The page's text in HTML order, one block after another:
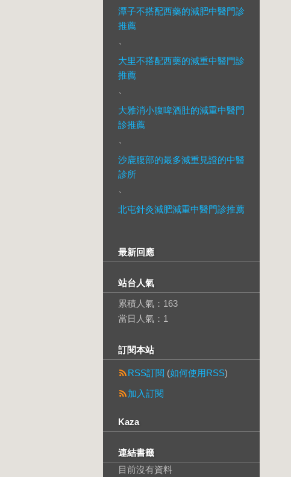
潭子不搭配西藥的減肥中醫門診
推薦
大里不搭配西藥的減重中醫門診
推薦
大雅消小腹啤酒肚的減重中醫門
診推薦
沙鹿腹部的最多減重見證的中醫
診所
北屯針灸減肥減重中醫門診推薦
最新回應
站台人氣
累積人氣： 163
當日人氣： 1
訂閱本站
RSS訂閱 (如何使用RSS)
加入訂閱
Kaza
連結書籤
目前沒有資料